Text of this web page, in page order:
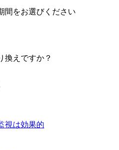
間をお選びください
換えですか？
視は効果的